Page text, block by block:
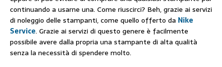
continuando a usarne una. Come riuscirci? Beh, grazie ai servizi
di noleggio delle stampanti, come quello offerto da Nike
Service. Grazie ai servizi di questo genere è facilmente
possibile avere dalla propria una stampante di alta qualità
senza la necessità di spendere molto.